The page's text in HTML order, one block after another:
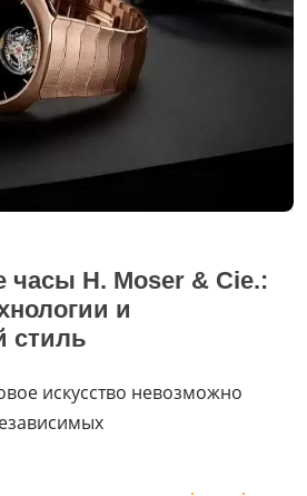
часы H. Moser & Cie.:
и
стиль
искусство невозможно